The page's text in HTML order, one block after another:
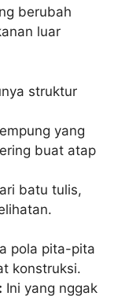
berubah
luar
struktur
yang
buat atap
batu tulis,
pola pita-pita
konstruksi.
Ini yang nggak